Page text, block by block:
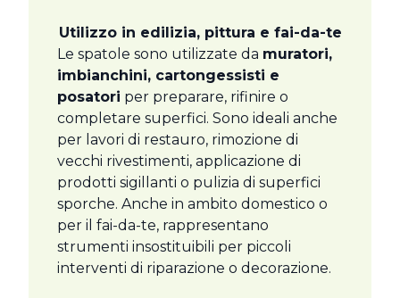
Utilizzo in edilizia, pittura e fai-da-te
Le spatole sono utilizzate da muratori,
imbianchini, cartongessisti e
posatori per preparare, rifinire o
completare superfici. Sono ideali anche
per lavori di restauro, rimozione di
vecchi rivestimenti, applicazione di
prodotti sigillanti o pulizia di superfici
sporche. Anche in ambito domestico o
per il fai-da-te, rappresentano
strumenti insostituibili per piccoli
interventi di riparazione o decorazione.